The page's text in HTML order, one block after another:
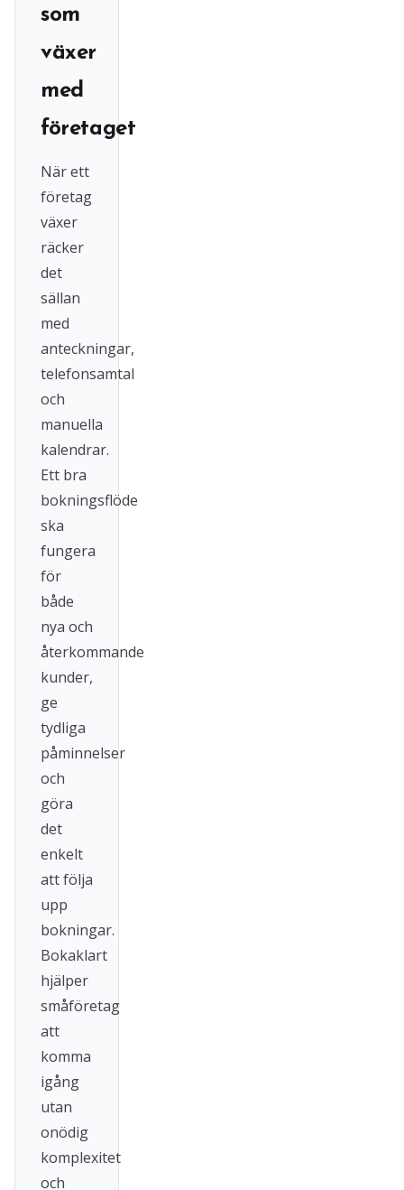
som
växer
med
företaget
När ett
företag
växer
räcker
det
sällan
med
anteckningar,
telefonsamtal
och
manuella
kalendrar.
Ett bra
bokningsflöde
ska
fungera
för
både
nya och
återkommande
kunder,
ge
tydliga
påminnelser
och
göra
det
enkelt
att följa
upp
bokningar.
Bokaklart
hjälper
småföretag
att
komma
igång
utan
onödig
komplexitet
och